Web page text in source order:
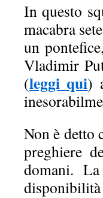
In questo
macabra
un
Vladimir
(leggi qui)
Non è detto
preghiere
domani.